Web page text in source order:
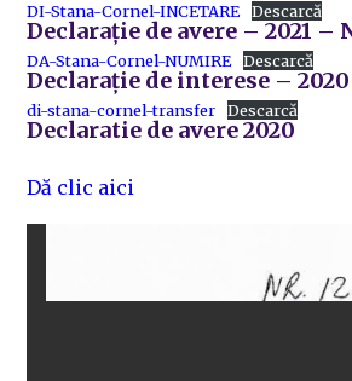
DI-Stana-Cornel-INCETARE Descarcă
Declarație de avere – 2021 –
DA-Stana-Cornel-NUMIRE Descarcă
Declarație de interese –
di-stana-cornel-transfer Descarcă
Declaratie de avere 2020
Dă clic aici